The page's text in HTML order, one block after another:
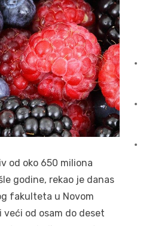
od oko 650 miliona
godine, rekao je danas
fakulteta u Novom
veći od osam do deset